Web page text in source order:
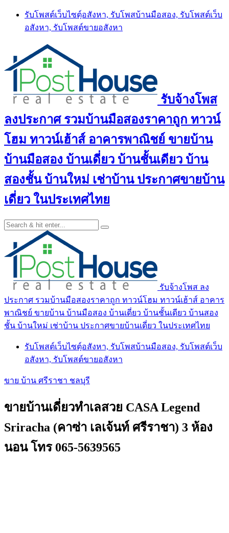
Skip
content
รับโพสต์เว็บไซตฺ์อสังหา, รับโพสบ้านมือสอง, รับโพสต์เว็บ
อสังหา, รับโพสต์ขายอสังหา
รับจ้างโพส
ลงประกาศ รวมบ้านมือสองราคาถูก ทาวน์
โฮม ทาวน์เฮ้าส์ อาคารพาณิชย์ ขายบ้าน
บ้านมือสอง บ้านเดี่ยว บ้านชั้นเดียว บ้าน
สองชั้น บ้านใหม่ เช่าบ้าน ประกาศขายบ้าน
เดี่ยว ในประเทศไทย
รับจ้างโพส ลง
ประกาศ รวมบ้านมือสองราคาถูก ทาวน์โฮม ทาวน์เฮ้าส์ อาคาร
พาณิชย์ ขายบ้าน บ้านมือสอง บ้านเดี่ยว บ้านชั้นเดียว บ้านสอง
ชั้น บ้านใหม่ เช่าบ้าน ประกาศขายบ้านเดี่ยว ในประเทศไทย
รับโพสต์เว็บไซตฺ์อสังหา, รับโพสบ้านมือสอง, รับโพสต์เว็บ
อสังหา, รับโพสต์ขายอสังหา
ขาย บ้าน ศรีราชา ชลบุรี
ขายบ้านเดี่ยวทำเลสวย CASA Legend
Sriracha (คาซ่า เลเจ้นท์ ศรีราชา) 3 ห้อง
นอน โทร 065-5639565